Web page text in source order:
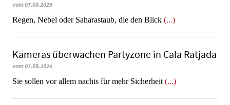
vom 07.08.2026
Regen, Nebel oder Saharastaub, die den Blick (...)
Kameras überwachen Partyzone in Cala Ratjada
vom 07.08.2026
Sie sollen vor allem nachts für mehr Sicherheit (...)